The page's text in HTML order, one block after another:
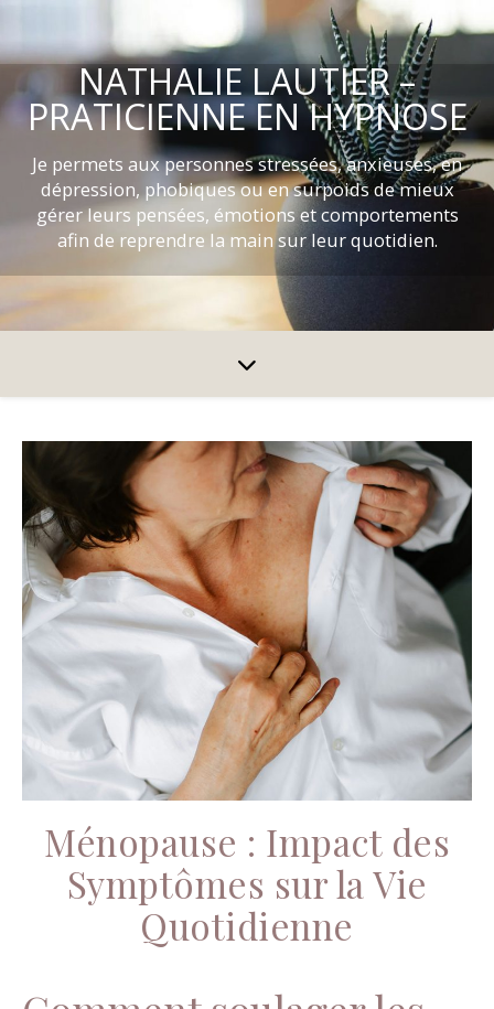
NATHALIE LAUTIER –
PRATICIENNE EN HYPNOSE
Je permets aux personnes stressées, anxieuses, en
dépression, phobiques ou en surpoids de mieux
gérer leurs pensées, émotions et comportements
afin de reprendre la main sur leur quotidien.
Ménopause : Impact des
Symptômes sur la Vie
Quotidienne